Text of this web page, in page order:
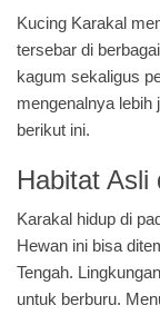
Kucing Karakal
tersebar di
kagum sekaligus
mengenalnya lebih
berikut ini.
Habitat Asli
Karakal hidup di
Hewan ini bisa
Tengah.
untuk berburu.